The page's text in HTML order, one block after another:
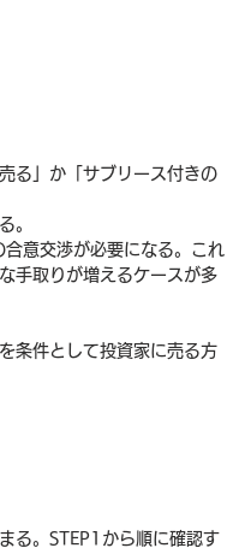
る」か「サブリース付きの
。
意交渉が必要になる。これ
手取りが増えるケースが多
条件として投資家に売る方
る。STEP1から順に確認す